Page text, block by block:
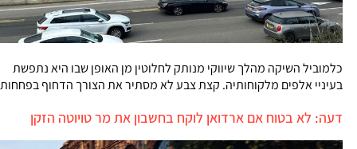
כלמוביל השיקה מהלך שיווקי מנותק לחלוטין מן האופן שבו היא נתפשת
בעיניי אלפים מלקוחותיה. קצת צבע לא מסתיר את הצורך הדחוף בפחחות
דעה: לא בטוח אם ארדואן לוקח בחשבון את מר טויוטה הזקן